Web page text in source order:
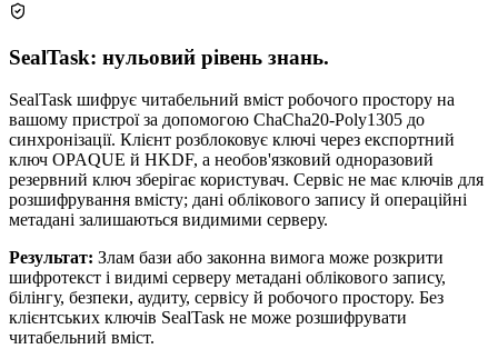
SealTask: нульовий рівень знань.
SealTask шифрує читабельний вміст робочого простору на
вашому пристрої за допомогою ChaCha20-Poly1305 до
синхронізації. Клієнт розблоковує ключі через експортний
ключ OPAQUE й HKDF, а необов'язковий одноразовий
резервний ключ зберігає користувач. Сервіс не має ключів для
розшифрування вмісту; дані облікового запису й операційні
метадані залишаються видимими серверу.
Результат: Злам бази або законна вимога може розкрити
шифротекст і видимі серверу метадані облікового запису,
білінгу, безпеки, аудиту, сервісу й робочого простору. Без
клієнтських ключів SealTask не може розшифрувати
читабельний вміст.